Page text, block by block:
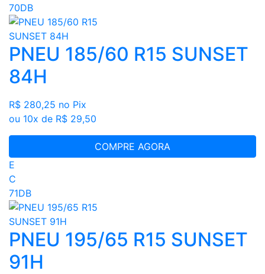
70DB
PNEU 185/60 R15 SUNSET
84H
R$ 280,25 no Pix
ou 10x de R$ 29,50
COMPRE AGORA
E
C
71DB
PNEU 195/65 R15 SUNSET
91H